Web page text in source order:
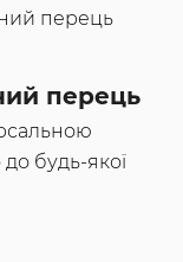
перець
перець
будь-якої